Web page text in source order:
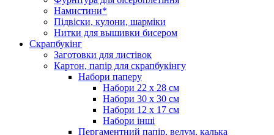
Намистини*
Підвіски, кулони, шарміки
Нитки для вышивки бисером
Скрапбукінг
Заготовки для листівок
Картон, папір для скрапбукінгу
Набори паперу
Набори 22 х 28 см
Набори 30 х 30 см
Набори 12 х 17 см
Набори інші
Пергаментний папір, велум, калька